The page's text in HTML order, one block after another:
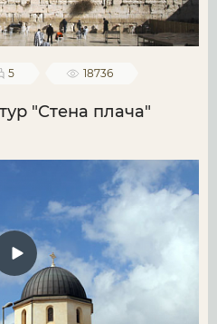
5 18736
"Стена плача"